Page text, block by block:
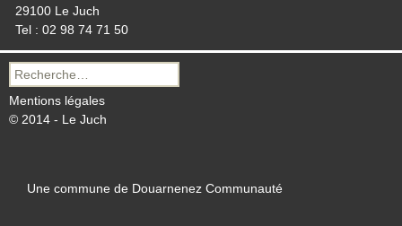
29100 Le Juch
Tel : 02 98 74 71 50
Recherche
pour :
Mentions légales
© 2014 - Le Juch
Une commune de Douarnenez Communauté